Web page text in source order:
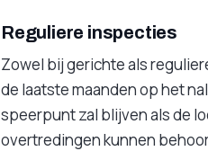
Reguliere inspecties
Zowel bij gerichte als
de laatste maanden op het
speerpunt zal blijven als de
overtredingen kunnen